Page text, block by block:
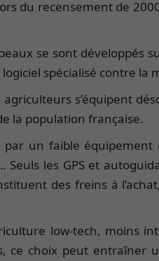
du recensement de
se sont développés
spécialisé contre la
s’équipent
la population française.
un faible
les GPS et
des freins à
low-tech, moins
ce choix peut entraîner